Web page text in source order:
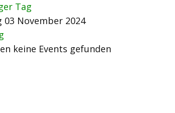
Tag
03 November 2024
keine Events gefunden